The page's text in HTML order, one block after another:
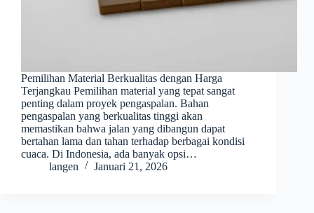
Pemilihan Material Berkualitas dengan Harga
Terjangkau Pemilihan material yang tepat sangat
penting dalam proyek pengaspalan. Bahan
pengaspalan yang berkualitas tinggi akan
memastikan bahwa jalan yang dibangun dapat
bertahan lama dan tahan terhadap berbagai kondisi
cuaca. Di Indonesia, ada banyak opsi…
langen
Januari 21, 2026